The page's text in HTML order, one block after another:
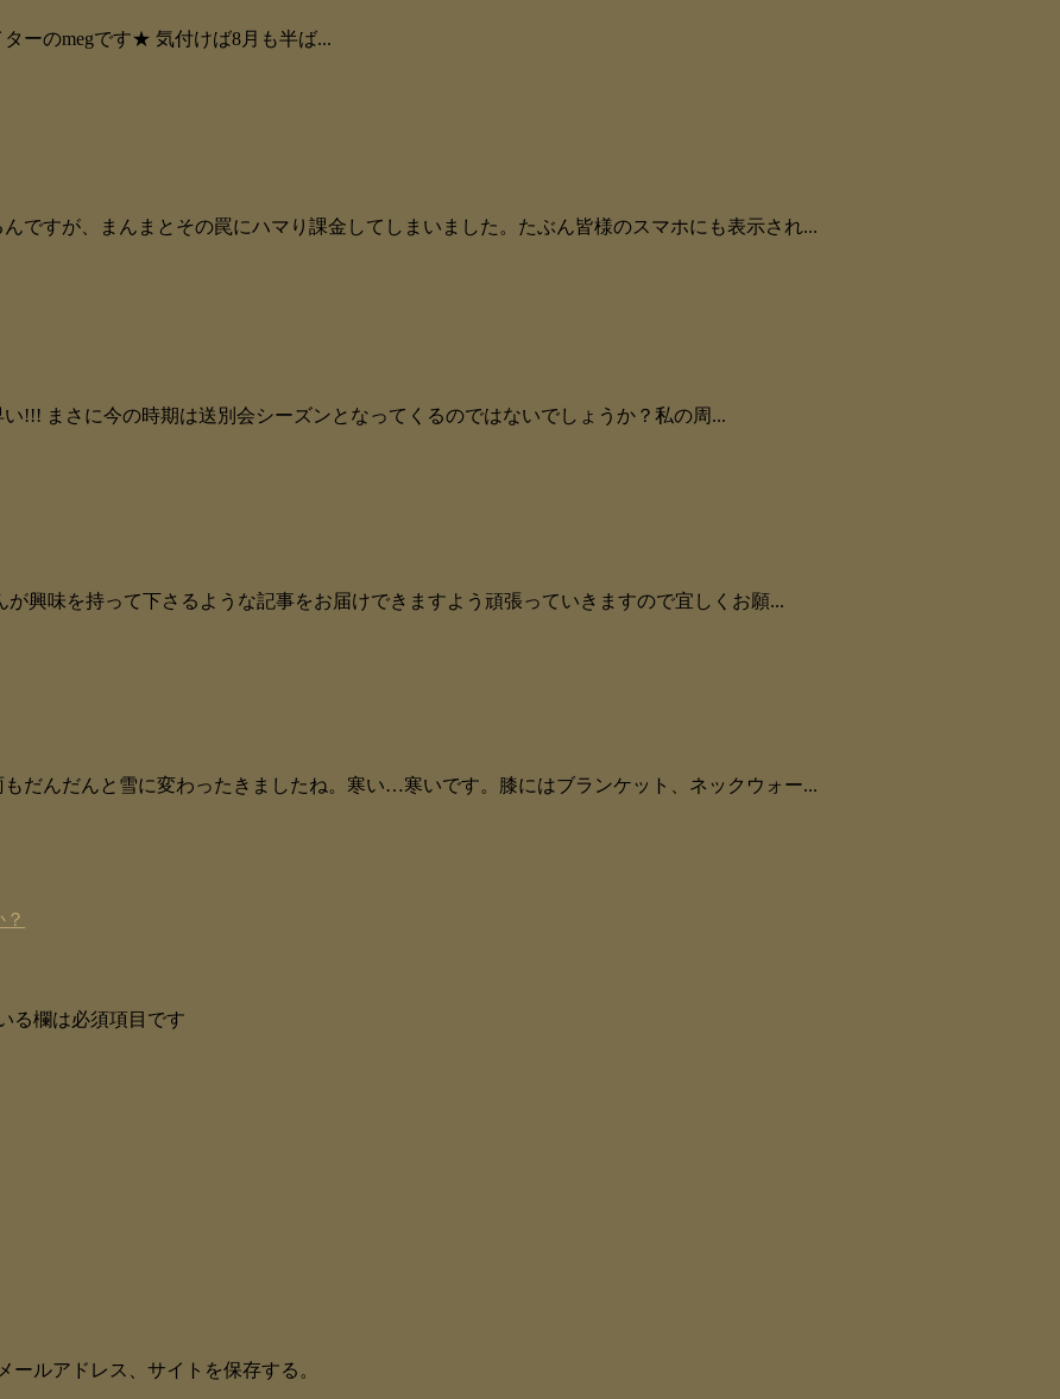
ーのmegです★ 気付けば8月も半ば...
ですが、まんまとその罠にハマり課金してしまいました。たぶん皆様のスマホにも表示され...
!!! まさに今の時期は送別会シーズンとなってくるのではないでしょうか？私の周...
興味を持って下さるような記事をお届けできますよう頑張っていきますので宜しくお願...
だんだんと雪に変わったきましたね。寒い…寒いです。膝にはブランケット、ネックウォー...
る欄は必須項目です
ルアドレス、サイトを保存する。